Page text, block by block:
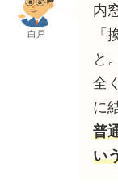
白戸
内
「
と。
全
に
普
い